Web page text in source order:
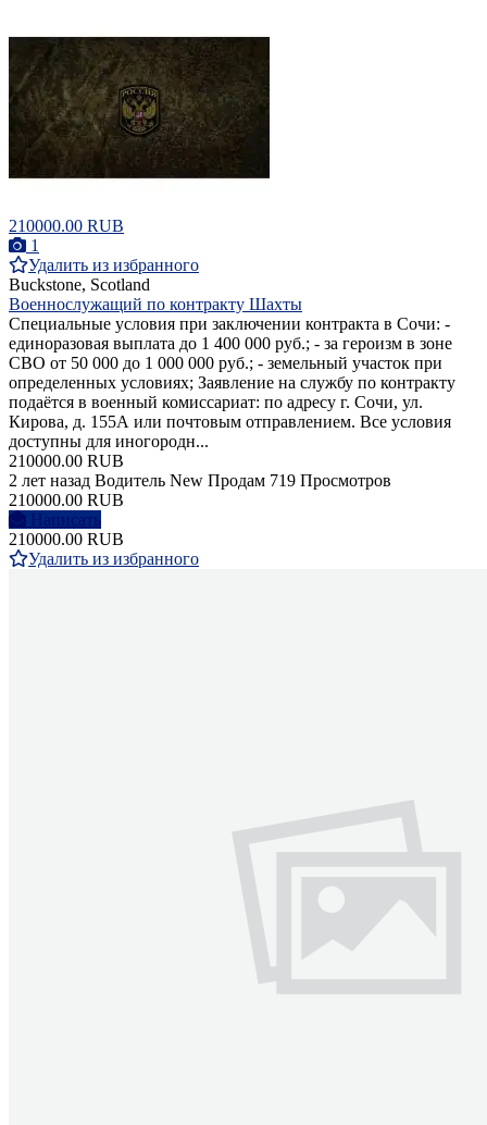
210000.00 RUB
1
Удалить из избранного
Buckstone, Scotland
Военнослужащий по контракту Шахты
Специальные условия при заключении контракта в Сочи: -
единоразовая выплата до 1 400 000 руб.; - за героизм в зоне
СВО от 50 000 до 1 000 000 руб.; - земельный участок при
определенных условиях; Заявление на службу по контракту
подаётся в военный комиссариат: по адресу г. Сочи, ул.
Кирова, д. 155А или почтовым отправлением. Все условия
доступны для иногородн...
210000.00 RUB
2 лет назад Водитель New Продам 719 Просмотров
210000.00 RUB
Написать
210000.00 RUB
Удалить из избранного